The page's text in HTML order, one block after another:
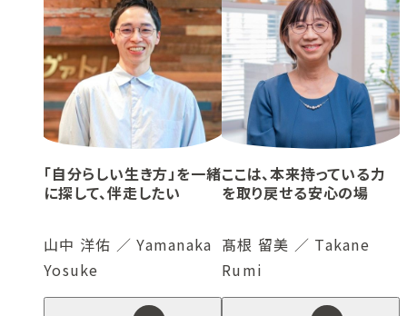
「自分らしい生き方」を一緒
に探して、伴走したい
山中 洋佑 ／ Yamanaka
Yosuke
ここは、本来持っている力
を取り戻せる安心の場
髙根 留美 ／ Takane
Rumi